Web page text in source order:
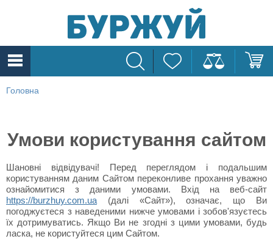
Головна
Умови користування сайтом
Шановні відвідувачі! Перед переглядом і подальшим
користуванням даним Сайтом переконливе прохання уважно
ознайомитися з даними умовами. Вхід на веб-сайт
https://burzhuy.com.ua (далі «Сайт»), означає, що Ви
погоджуєтеся з наведеними нижче умовами і зобов'язуєтесь
їх дотримуватись. Якщо Ви не згодні з цими умовами, будь
ласка, не користуйтеся цим Сайтом.